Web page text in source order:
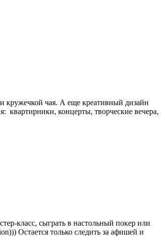
кружечкой чая. А еще креативный дизайн
квартирники, концерты, творческие вечера,
класс, сыграть в настольный покер или
Остается только следить за афишей и